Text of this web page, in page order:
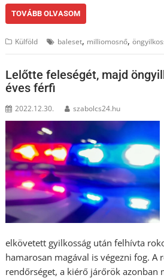
TOVÁBB OLVASOM
Külföld baleset, milliomosnő,
Lelőtte feleségét, majd
éves férfi
2022.12.30. szabolcs24.hu
elkövetett gyilkosság után felhívta
hamarosan magával is végezni fog. A
rendőrséget, a kiérő járőrök azonban